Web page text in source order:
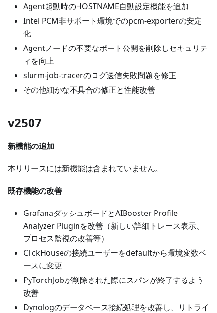
Agent起動時のHOSTNAME自動設定機能を追加
Intel PCM非サポート環境でのpcm-exporterの安定
化
Agentノードの不要なポート公開を削除しセキュリテ
ィを向上
slurm-job-tracerのログ送信失敗問題を修正
その他細かな不具合の修正と性能改善
v2507
新機能の追加
本リリースには新機能は含まれていません。
既存機能の改善
GrafanaダッシュボードとAIBooster Profile
Analyzer Pluginを改善（新しい詳細トレース表示、
プロセス監視の改善等）
ClickHouseの接続ユーザーをdefaultから環境変数ベ
ースに変更
PyTorchJobが削除された際にスパンが終了するよう
改善
Dynologのデータベース接続処理を改善し、リトライ